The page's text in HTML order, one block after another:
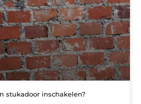
stukadoor inschakelen?